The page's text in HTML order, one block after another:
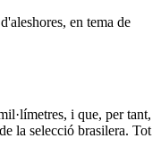
en tema de
i que, per tant,
la selecció brasilera. Tot